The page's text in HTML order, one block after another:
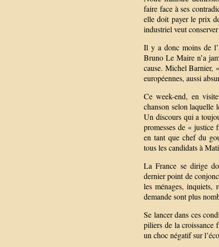
faire face à ses
elle doit payer le prix
industriel veut
Il y a donc moins de
Bruno Le Maire n’a
cause. Michel Barnier,
européennes, aussi
Ce week-end, en
chanson selon laquelle
Un discours qui a
promesses de « justice
en tant que chef du
tous les candidats à
La France se dirige
dernier point de
les ménages, inquiets,
demande sont plus
Se lancer dans ces
piliers de la croissance
un choc négatif sur